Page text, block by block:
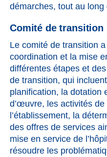
démarches, tout au long
Comité de transition
Le comité de transition
coordination et la mise
différentes étapes et
de transition, qui
planification, la dotation
d’œuvre, les activités
l’établissement, la
des offres de services
mise en service de
résoudre les